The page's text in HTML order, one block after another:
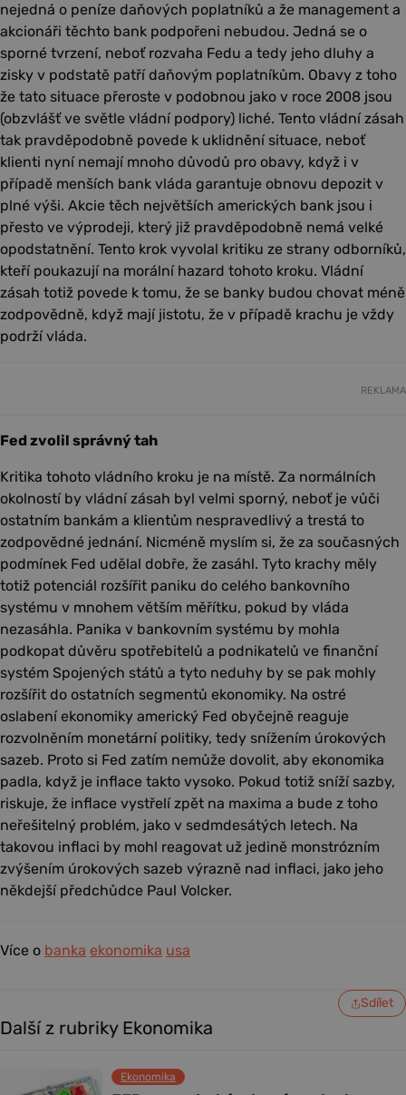
nejedná o peníze daňových poplatníků a že management a
akcionáři těchto bank podpořeni nebudou. Jedná se o
sporné tvrzení, neboť rozvaha Fedu a tedy jeho dluhy a
zisky v podstatě patří daňovým poplatníkům. Obavy z toho
že tato situace přeroste v podobnou jako v roce 2008 jsou
(obzvlášť ve světle vládní podpory) liché. Tento vládní zásah
tak pravděpodobně povede k uklidnění situace, neboť
klienti nyní nemají mnoho důvodů pro obavy, když i v
případě menších bank vláda garantuje obnovu depozit v
plné výši. Akcie těch největších amerických bank jsou i
přesto ve výprodeji, který již pravděpodobně nemá velké
opodstatnění. Tento krok vyvolal kritiku ze strany odborníků,
kteří poukazují na morální hazard tohoto kroku. Vládní
zásah totiž povede k tomu, že se banky budou chovat méně
zodpovědně, když mají jistotu, že v případě krachu je vždy
podrží vláda.
REKLAMA
Fed zvolil správný tah
Kritika tohoto vládního kroku je na místě. Za normálních
okolností by vládní zásah byl velmi sporný, neboť je vůči
ostatním bankám a klientům nespravedlivý a trestá to
zodpovědné jednání. Nicméně myslím si, že za současných
podmínek Fed udělal dobře, že zasáhl. Tyto krachy měly
totiž potenciál rozšířit paniku do celého bankovního
systému v mnohem větším měřítku, pokud by vláda
nezasáhla. Panika v bankovním systému by mohla
podkopat důvěru spotřebitelů a podnikatelů ve finanční
systém Spojených států a tyto neduhy by se pak mohly
rozšířit do ostatních segmentů ekonomiky. Na ostré
oslabení ekonomiky americký Fed obyčejně reaguje
rozvolněním monetární politiky, tedy snížením úrokových
sazeb. Proto si Fed zatím nemůže dovolit, aby ekonomika
padla, když je inflace takto vysoko. Pokud totiž sníží sazby,
riskuje, že inflace vystřelí zpět na maxima a bude z toho
neřešitelný problém, jako v sedmdesátých letech. Na
takovou inflaci by mohl reagovat už jedině monstrózním
zvýšením úrokových sazeb výrazně nad inflaci, jako jeho
někdejší předchůdce Paul Volcker.
Více o banka ekonomika usa
Sdílet
Další z rubriky Ekonomika
Ekonomika